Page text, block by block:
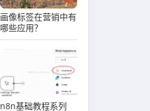
画像标签在营销中有
哪些应用？
n8n基础教程系列